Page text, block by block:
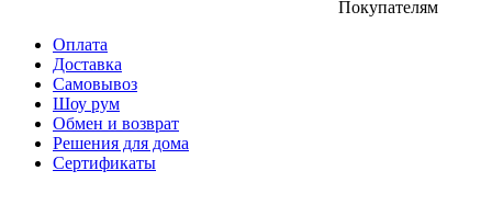
Покупателям
Оплата
Доставка
Самовывоз
Шоу рум
Обмен и возврат
Решения для дома
Сертификаты